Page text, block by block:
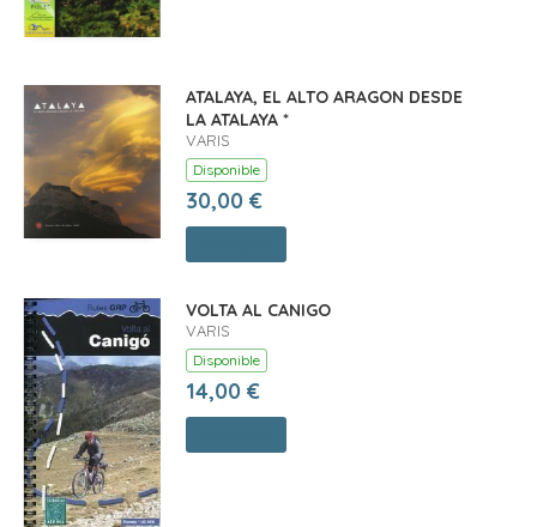
ATALAYA, EL ALTO ARAGON DESDE
LA ATALAYA *
VARIS
Disponible
30,00 €
VOLTA AL CANIGO
VARIS
Disponible
14,00 €